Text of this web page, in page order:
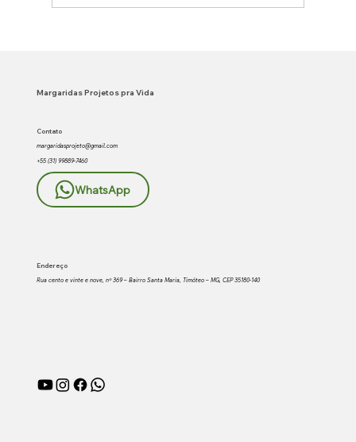
Timóteo.
Margaridas Projetos pra Vida
Contato
margaridasprojeto@gmail.com
+55 (31) 99889-7460
WhatsApp
Endereço
Rua cento e vinte e nove, nº 369 – Bairro Santa Maria, Timóteo – MG, CEP 35180-140